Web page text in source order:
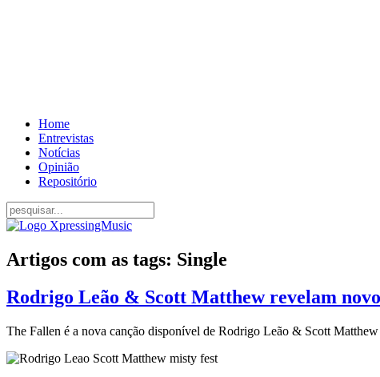
Home
Entrevistas
Notícias
Opinião
Repositório
Artigos com as tags: Single
Rodrigo Leão & Scott Matthew revelam
The Fallen é a nova canção disponível de Rodrigo Leão & Scott